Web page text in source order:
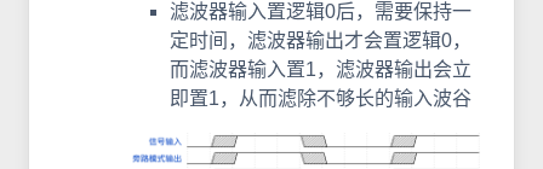
滤波器输入置逻辑0后，需要保持一
定时间，滤波器输出才会置逻辑0，
而滤波器输入置1，滤波器输出会立
即置1，从而滤除不够长的输入波谷